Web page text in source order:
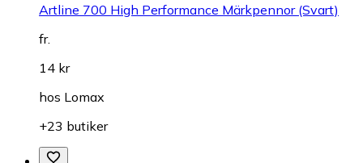
Artline 700 High Performance Märkpennor (Svart)
fr.
14 kr
hos Lomax
+23 butiker